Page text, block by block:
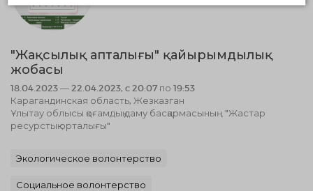
"Жақсылық апталығы" қайырымдылық
жобасы
18.04.2023 — 22.04.2023, c 20:07 по 19:53
Карагандинская область, Жезказган
Ұлытау облысы қоғамдық даму басқармасының "Жастар
ресурстық орталығы"
Экологическое волонтерство
Социальное волонтерство